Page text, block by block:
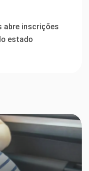
abre inscrições
estado